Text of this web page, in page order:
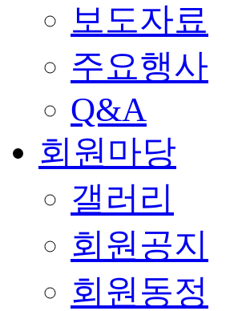
보도자료
주요행사
Q&A
회원마당
갤러리
회원공지
회원동정